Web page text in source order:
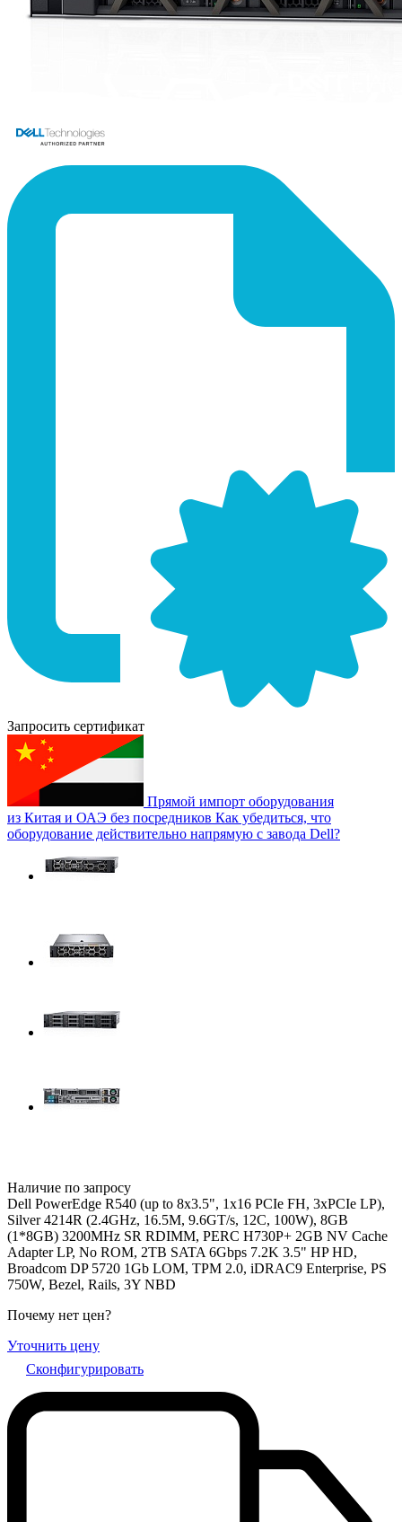
Запросить сертификат
Прямой импорт оборудования
из Китая и ОАЭ без посредников Как убедиться, что
оборудование действительно напрямую с завода Dell?
Наличие по запросу
Dell PowerEdge R540 (up to 8x3.5", 1x16 PCIe FH, 3xPCIe LP),
Silver 4214R (2.4GHz, 16.5M, 9.6GT/s, 12C, 100W), 8GB
(1*8GB) 3200MHz SR RDIMM, PERC H730P+ 2GB NV Cache
Adapter LP, No ROM, 2TB SATA 6Gbps 7.2K 3.5" HP HD,
Broadcom DP 5720 1Gb LOM, TPM 2.0, iDRAC9 Enterprise, PS
750W, Bezel, Rails, 3Y NBD
Почему нет цен?
Уточнить цену
Сконфигурировать